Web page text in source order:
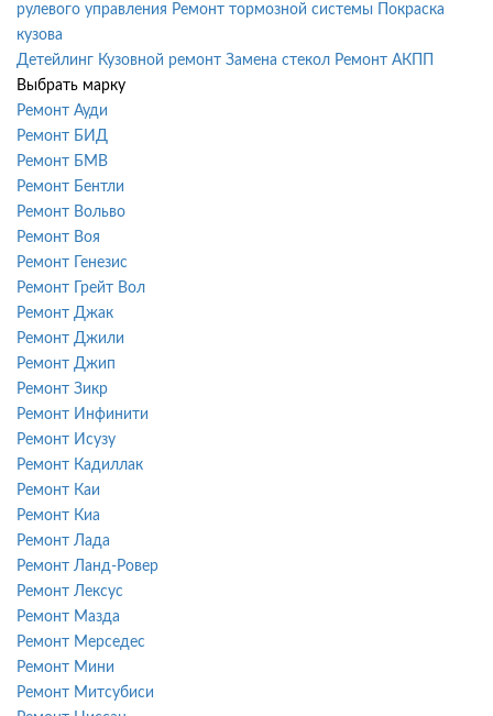
рулевого управления Ремонт тормозной системы
Покраска
кузова
Детейлинг Кузовной ремонт Замена стекол Ремонт АКПП
Выбрать марку
Ремонт Ауди
Ремонт БИД
Ремонт БМВ
Ремонт Бентли
Ремонт Вольво
Ремонт Воя
Ремонт Генезис
Ремонт Грейт Вол
Ремонт Джак
Ремонт Джили
Ремонт Джип
Ремонт Зикр
Ремонт Инфинити
Ремонт Исузу
Ремонт Кадиллак
Ремонт Каи
Ремонт Киа
Ремонт Лада
Ремонт Ланд-Ровер
Ремонт Лексус
Ремонт Мазда
Ремонт Мерседес
Ремонт Мини
Ремонт Митсубиси